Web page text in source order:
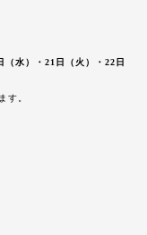
水）・21日（火）・22日
す。